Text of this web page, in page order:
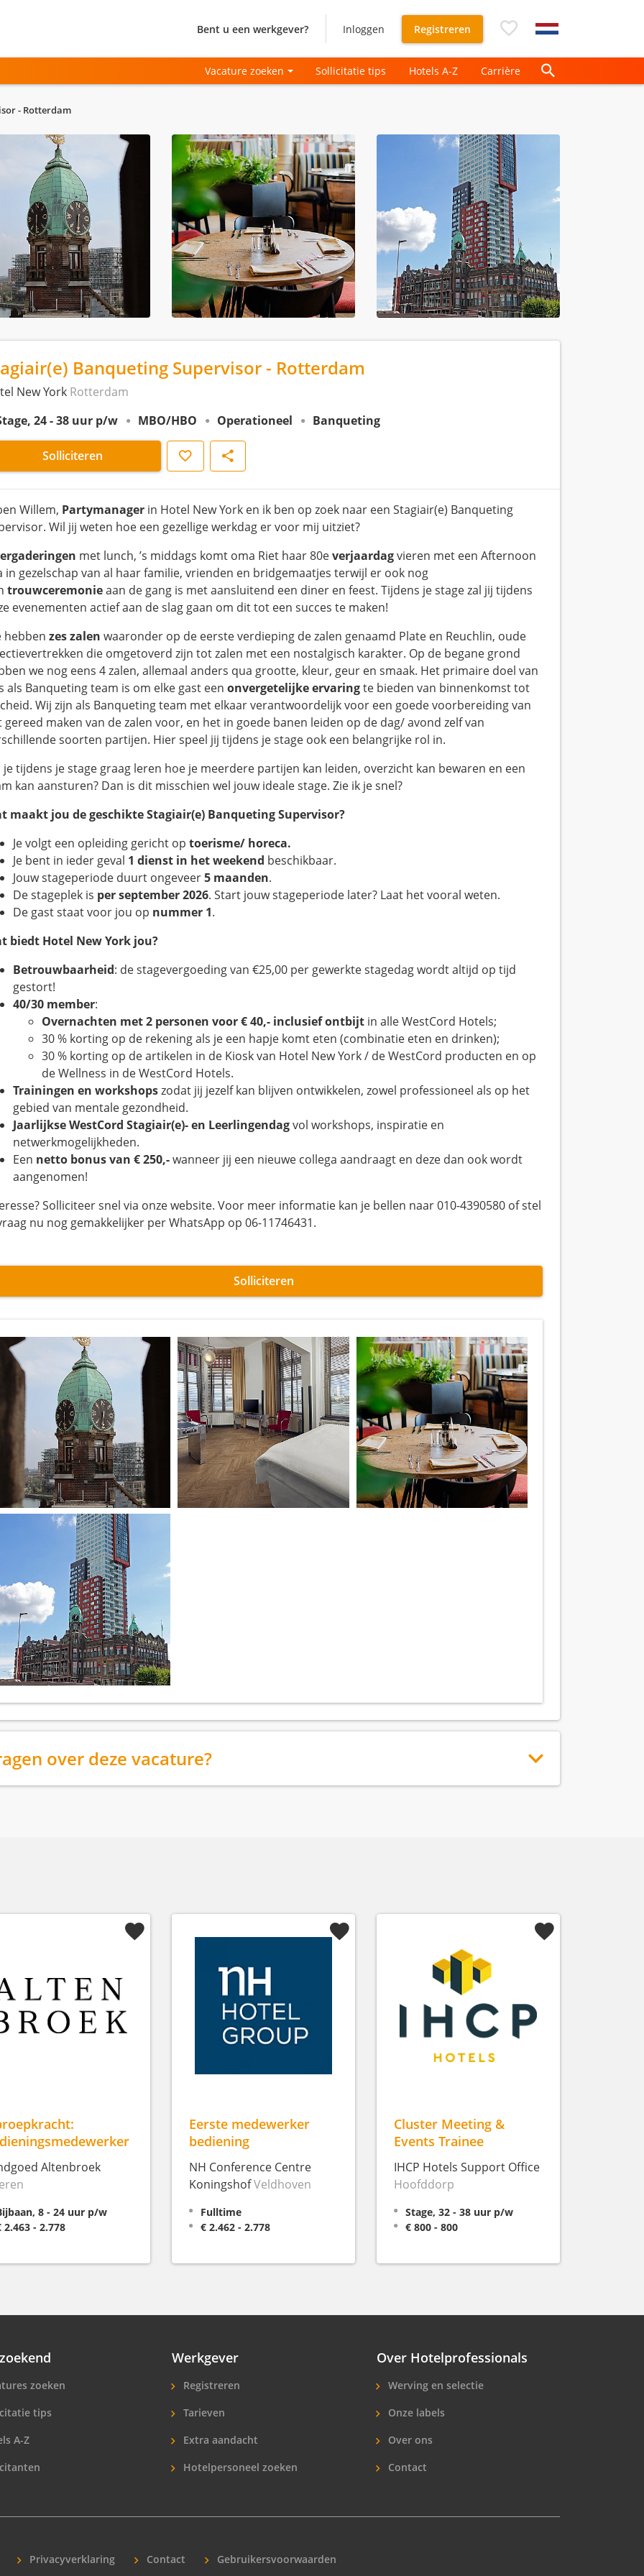
Bent u een werkgever? Inloggen Registreren
Vacature zoeken Sollicitatie tips Hotels A-Z Carrière
- Rotterdam
Banqueting Supervisor - Rotterdam
New York Rotterdam
24 - 38 uur p/w
MBO/HBO Operationeel Banqueting
Solliciteren Opslaan Delen
Willem, Partymanager in Hotel New York en ik ben op zoek naar een Stagiair(e) Banqueting
Wil jij weten hoe een gezellige werkdag er voor mij uitziet?
met lunch, ’s middags komt oma Riet haar 80everjaardagvieren met een Afternoon
in gezelschap van al haar familie, vrienden en bridgemaatjes terwijl er ook nog
trouwceremonieaan de gang is met aansluitend een diner en feest. Tijdens je stage zal jij tijdens
evenementen actief aan de slag gaan om dit tot een succes te maken!
hebben zes zalen waaronder op de eerste verdieping de zalen genaamd Plate en Reuchlin, oude
die omgetoverd zijn tot zalen met een nostalgisch karakter. Op de begane grond
we nog eens 4 zalen, allemaal anders qua grootte, kleur, geur en smaak. Het primaire doel van
als Banqueting team is om elke gast een onvergetelijke ervaringte bieden van binnenkomst tot
Wij zijn als Banqueting team met elkaar verantwoordelijk voor een goede voorbereiding van
gereed maken van de zalen voor, en het in goede banen leiden op de dag/ avond zelf van
soorten partijen. Hier speel jij tijdens je stage ook een belangrijke rol in.
je tijdens je stage graag leren hoe je meerdere partijen kan leiden, overzicht kan bewaren en een
kan aansturen? Dan is dit misschien wel jouw ideale stage. Zie ik je snel?
maakt jou de geschikteStagiair(e) Banqueting Supervisor?
Je volgt een opleiding gericht op toerisme/ horeca.
Je bent in ieder geval 1 dienst in het weekend beschikbaar.
Jouw stageperiode duurt ongeveer5 maanden.
De stageplek is per september 2026. Start jouw stageperiode later? Laat het vooral weten.
De gast staat voor jou op nummer 1.
biedt Hotel New York jou?
Betrouwbaarheid: de stagevergoeding van €25,00 per gewerkte stagedag wordt altijd op tijd
gestort!
40/30 member:
Overnachten met 2 personen voor € 40,- inclusief ontbijt in alle WestCord Hotels;
30 % korting op de rekening als je een hapje komt eten (combinatie eten en drinken);
30 % korting op de artikelen in de Kiosk van Hotel New York / de WestCord producten en op
de Wellness in de WestCord Hotels.
Trainingen en workshopszodat jij jezelf kan blijven ontwikkelen, zowel professioneel als op het
gebied van mentale gezondheid.
Jaarlijkse WestCord Stagiair(e)- en Leerlingendagvol workshops, inspiratie en
netwerkmogelijkheden.
Een netto bonus van € 250,-wanneer jij een nieuwe collega aandraagt en deze dan ook wordt
aangenomen!
Solliciteer snel via onze website. Voor meer informatie kan je bellen naar 010-4390580 of stel
nu nog gemakkelijker per WhatsApp op 06-11746431.
Solliciteren
over deze vacature?
Altenbroek
8 - 24 uur p/w
2.463 - 2.778
Eerste medewerker
bediening
NH Conference Centre
KoningshofVeldhoven
Fulltime
€ 2.462 - 2.778
Cluster Meeting &
Events Trainee
IHCP Hotels Support Office
Hoofddorp
Stage, 32 - 38 uur p/w
€ 800 - 800
zoeken
tips
A-Z
Werkgever
Registreren
Tarieven
Extra aandacht
Hotelpersoneel zoeken
Over Hotelprofessionals
Werving en selectie
Onze labels
Over ons
Contact
Privacyverklaring Contact Gebruikersvoorwaarden